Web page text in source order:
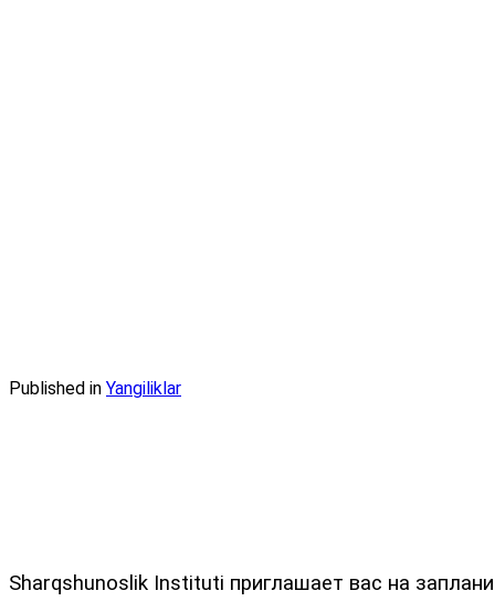
Published in Yangiliklar
Sharqshunoslik Instituti приглашает вас на